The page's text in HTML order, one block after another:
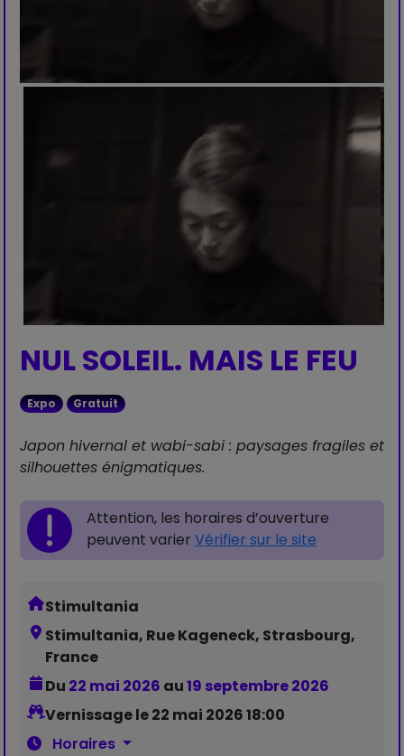
NUL SOLEIL. MAIS LE FEU
Expo Gratuit
Japon hivernal et wabi-sabi : paysages fragiles et
silhouettes énigmatiques.
Attention, les horaires d’ouverture
peuvent varier Vérifier sur le site
Stimultania
Stimultania, Rue Kageneck, Strasbourg,
France
Du 22 mai 2026 au19 septembre 2026
Vernissage le 22 mai 2026 18:00
Horaires